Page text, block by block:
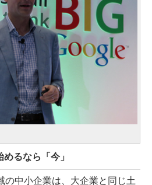
るなら「今」
中小企業は、大企業と同じ土